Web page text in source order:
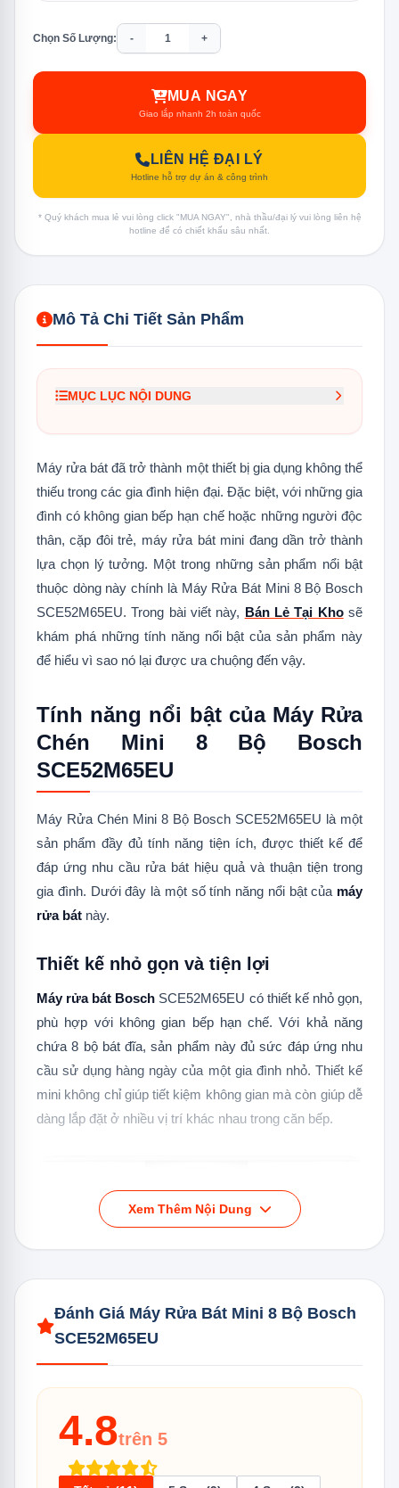
Chọn Số Lượng: - +
MUA NGAY
Giao lắp nhanh 2h toàn quốc
LIÊN HỆ ĐẠI LÝ
Hotline hỗ trợ dự án & công trình
* Quý khách mua lẻ vui lòng click "MUA NGAY", nhà thầu/đại lý vui lòng liên hệ
hotline để có chiết khấu sâu nhất.
Mô Tả Chi Tiết Sản Phẩm
MỤC LỤC NỘI DUNG
1.2Công nghệ ActiveWater: Hiệu quả và
tiết kiệm
1.3 Hệ thống rửa nhanh
1.5Công nghệ sấy khô hiện đại
1.6Tiết kiệm năng lượng hiệu quả
Máy rửa bát đã trở thành một thiết bị gia dụng không thể
thiếu trong các gia đình hiện đại. Đặc biệt, với những gia
đình có không gian bếp hạn chế hoặc những người độc
thân, cặp đôi trẻ, máy rửa bát mini đang dần trở thành
lựa chọn lý tưởng. Một trong những sản phẩm nổi bật
thuộc dòng này chính là Máy Rửa Bát Mini 8 Bộ Bosch
SCE52M65EU. Trong bài viết này, Bán Lẻ Tại Khosẽ
khám phá những tính năng nổi bật của sản phẩm này
để hiểu vì sao nó lại được ưa chuộng đến vậy.
Tính năng nổi bật của Máy Rửa
Chén Mini 8 Bộ Bosch
SCE52M65EU
Máy Rửa Chén Mini 8 Bộ Bosch SCE52M65EU là một
sản phẩm đầy đủ tính năng tiện ích, được thiết kế để
đáp ứng nhu cầu rửa bát hiệu quả và thuận tiện trong
gia đình. Dưới đây là một số tính năng nổi bật của máy
rửa bát này.
Thiết kế nhỏ gọn và tiện lợi
Máy rửa bát Bosch SCE52M65EU có thiết kế nhỏ gọn,
phù hợp với không gian bếp hạn chế. Với khả năng
chứa 8 bộ bát đĩa, sản phẩm này đủ sức đáp ứng nhu
cầu sử dụng hàng ngày của một gia đình nhỏ. Thiết kế
mini không chỉ giúp tiết kiệm không gian mà còn giúp dễ
dàng lắp đặt ở nhiều vị trí khác nhau trong căn bếp.
>>> Tham khảo Sản phẩm:
PMI82560VN Không Viền Serie 4
Xem Thêm Nội Dung
Đánh Giá Máy Rửa Bát Mini 8 Bộ Bosch
SCE52M65EU
4.8trên 5